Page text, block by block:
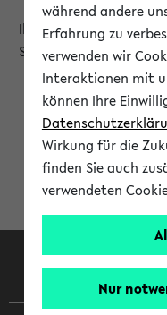
Ihr Verlauf ist leer. Er
Sitzung füllen.
während andere
Erfahrung zu
verwenden wir
Interaktionen mit
können Ihre
Wirkung für die
finden Sie auch
verwendeten
Nur